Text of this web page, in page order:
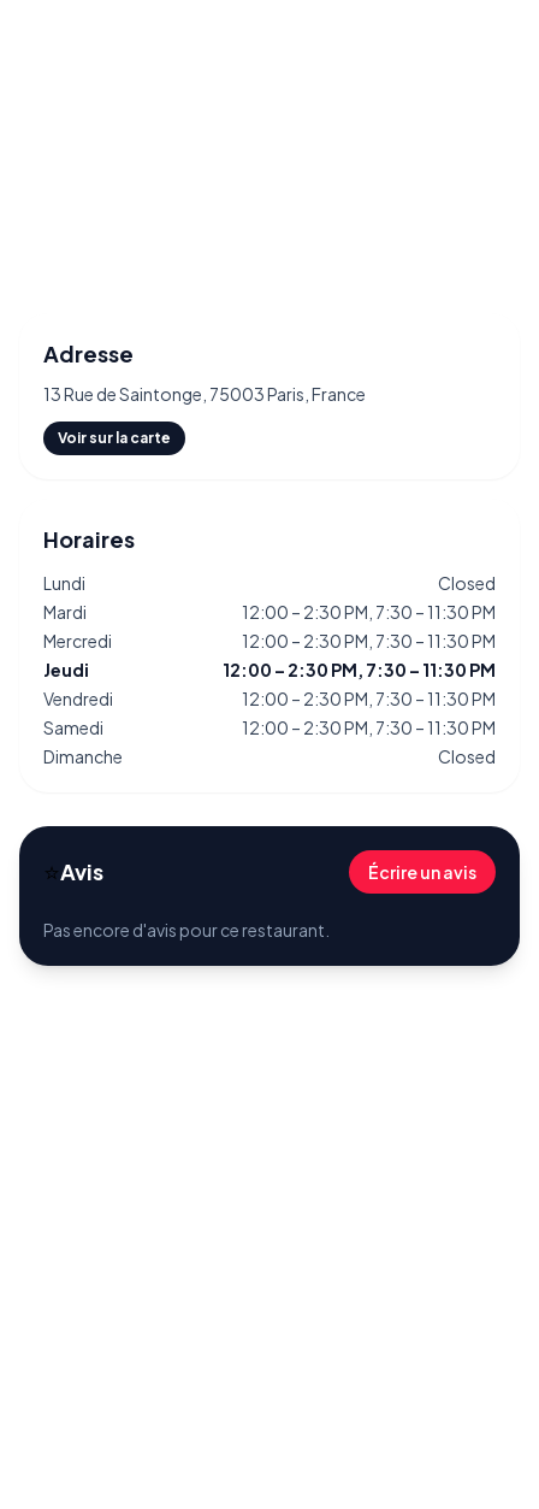
Adresse
13 Rue de Saintonge, 75003 Paris, France
Voir sur la carte
Horaires
Lundi
Closed
Mardi
12:00 – 2:30 PM, 7:30 – 11:30 PM
Mercredi
12:00 – 2:30 PM, 7:30 – 11:30 PM
Jeudi
12:00 – 2:30 PM, 7:30 – 11:30 PM
Vendredi
12:00 – 2:30 PM, 7:30 – 11:30 PM
Samedi
12:00 – 2:30 PM, 7:30 – 11:30 PM
Dimanche
Closed
⭐Avis Écrire un avis
Pas encore d'avis pour ce restaurant.